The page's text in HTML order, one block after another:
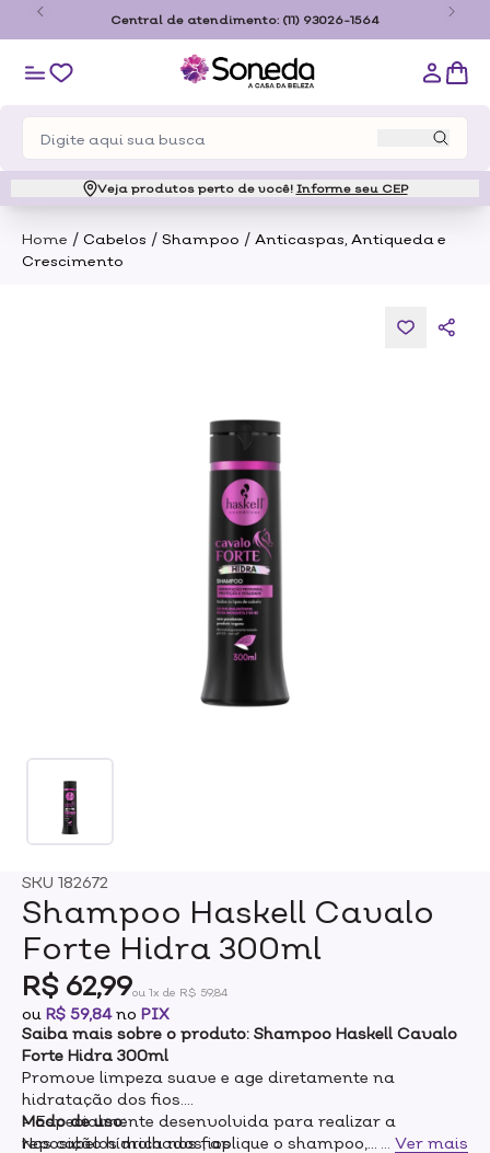
Central de atendimento: (11) 93026-1564
Veja produtos perto de você! Informe seu CEP
Home / Cabelos / Shampoo / Anticaspas, Antiqueda e
Crescimento
SKU 182672
Shampoo Haskell Cavalo
Forte Hidra 300ml
R$ 62,99ou 1x de R$ 59,84
ou R$ 59,84no PIX
Saiba mais sobre o produto: Shampoo Haskell Cavalo
Forte Hidra 300ml
Promove limpeza suave e age diretamente na
hidratação dos fios.
- Especialmente desenvolvida para realizar a
reposição hídrica nos fios
Modo de uso:
Nos cabelos molhados, aplique o shampoo,
Ver mais